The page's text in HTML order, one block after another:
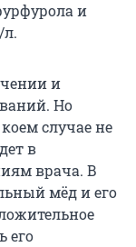
и
л.
и
Но
случае не
в
врача. В
мёд и его
его